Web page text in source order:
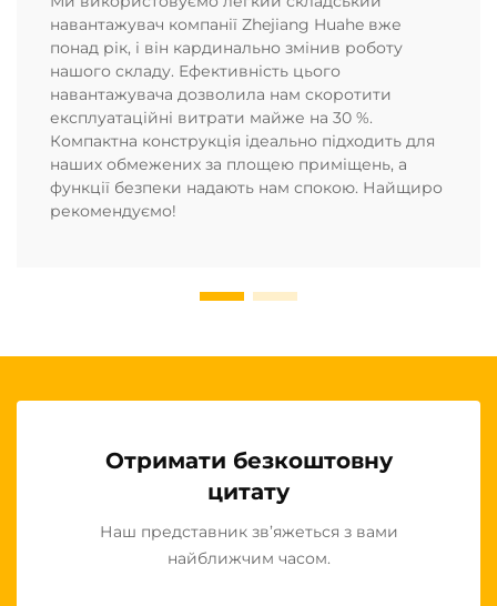
навантажувач компанії Zhejiang Huahe вже
понад рік, і він кардинально змінив роботу
нашого складу. Ефективність цього
навантажувача дозволила нам скоротити
експлуатаційні витрати майже на 30 %.
Компактна конструкція ідеально підходить для
наших обмежених за площею приміщень, а
функції безпеки надають нам спокою. Найщиро
рекомендуємо!
Отримати безкоштовну
цитату
Наш представник зв’яжеться з вами
найближчим часом.